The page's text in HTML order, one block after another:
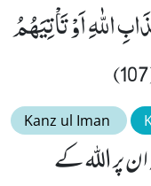
اللّٰهِ اَوْ تَاْتِیَهُمُ
Kanz ul Iman
پر اللہ کے